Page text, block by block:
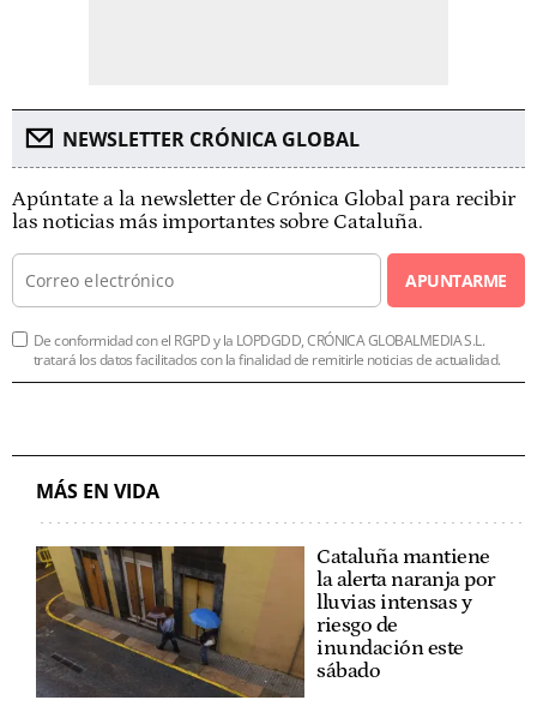
NEWSLETTER CRÓNICA GLOBAL
Apúntate a la newsletter de Crónica Global para recibir
las noticias más importantes sobre Cataluña.
APUNTARME
De conformidad con el RGPD y la LOPDGDD, CRÓNICA GLOBALMEDIA S.L.
tratará los datos facilitados con la finalidad de remitirle noticias de actualidad.
MÁS EN VIDA
Cataluña mantiene
la alerta naranja por
lluvias intensas y
riesgo de
inundación este
sábado